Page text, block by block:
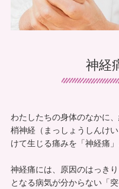
交通事故治療
マッサージ・リハビリについ
訪問看護について
手足のしびれでお悩み
首・肩こりでお悩み
神経
わたしたちの身体のなかに
梢神経（まっしょうしんけ
けて生じる痛みを「神経痛」
神経痛には、原因のはっき
となる病気が分からない「